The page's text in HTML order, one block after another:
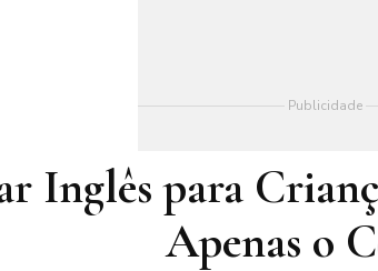
Publicidade
Inglês para
Apenas o